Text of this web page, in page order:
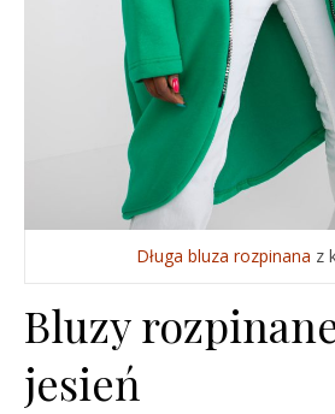
Długa bluza rozpinana z
Bluzy
jesień